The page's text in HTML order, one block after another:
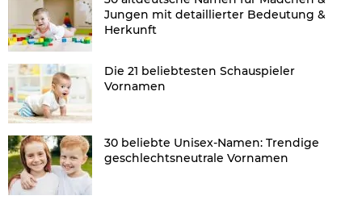
Jungen mit detaillierter Bedeutung &
Herkunft
Die 21 beliebtesten Schauspieler
Vornamen
30 beliebte Unisex-Namen: Trendige
geschlechtsneutrale Vornamen